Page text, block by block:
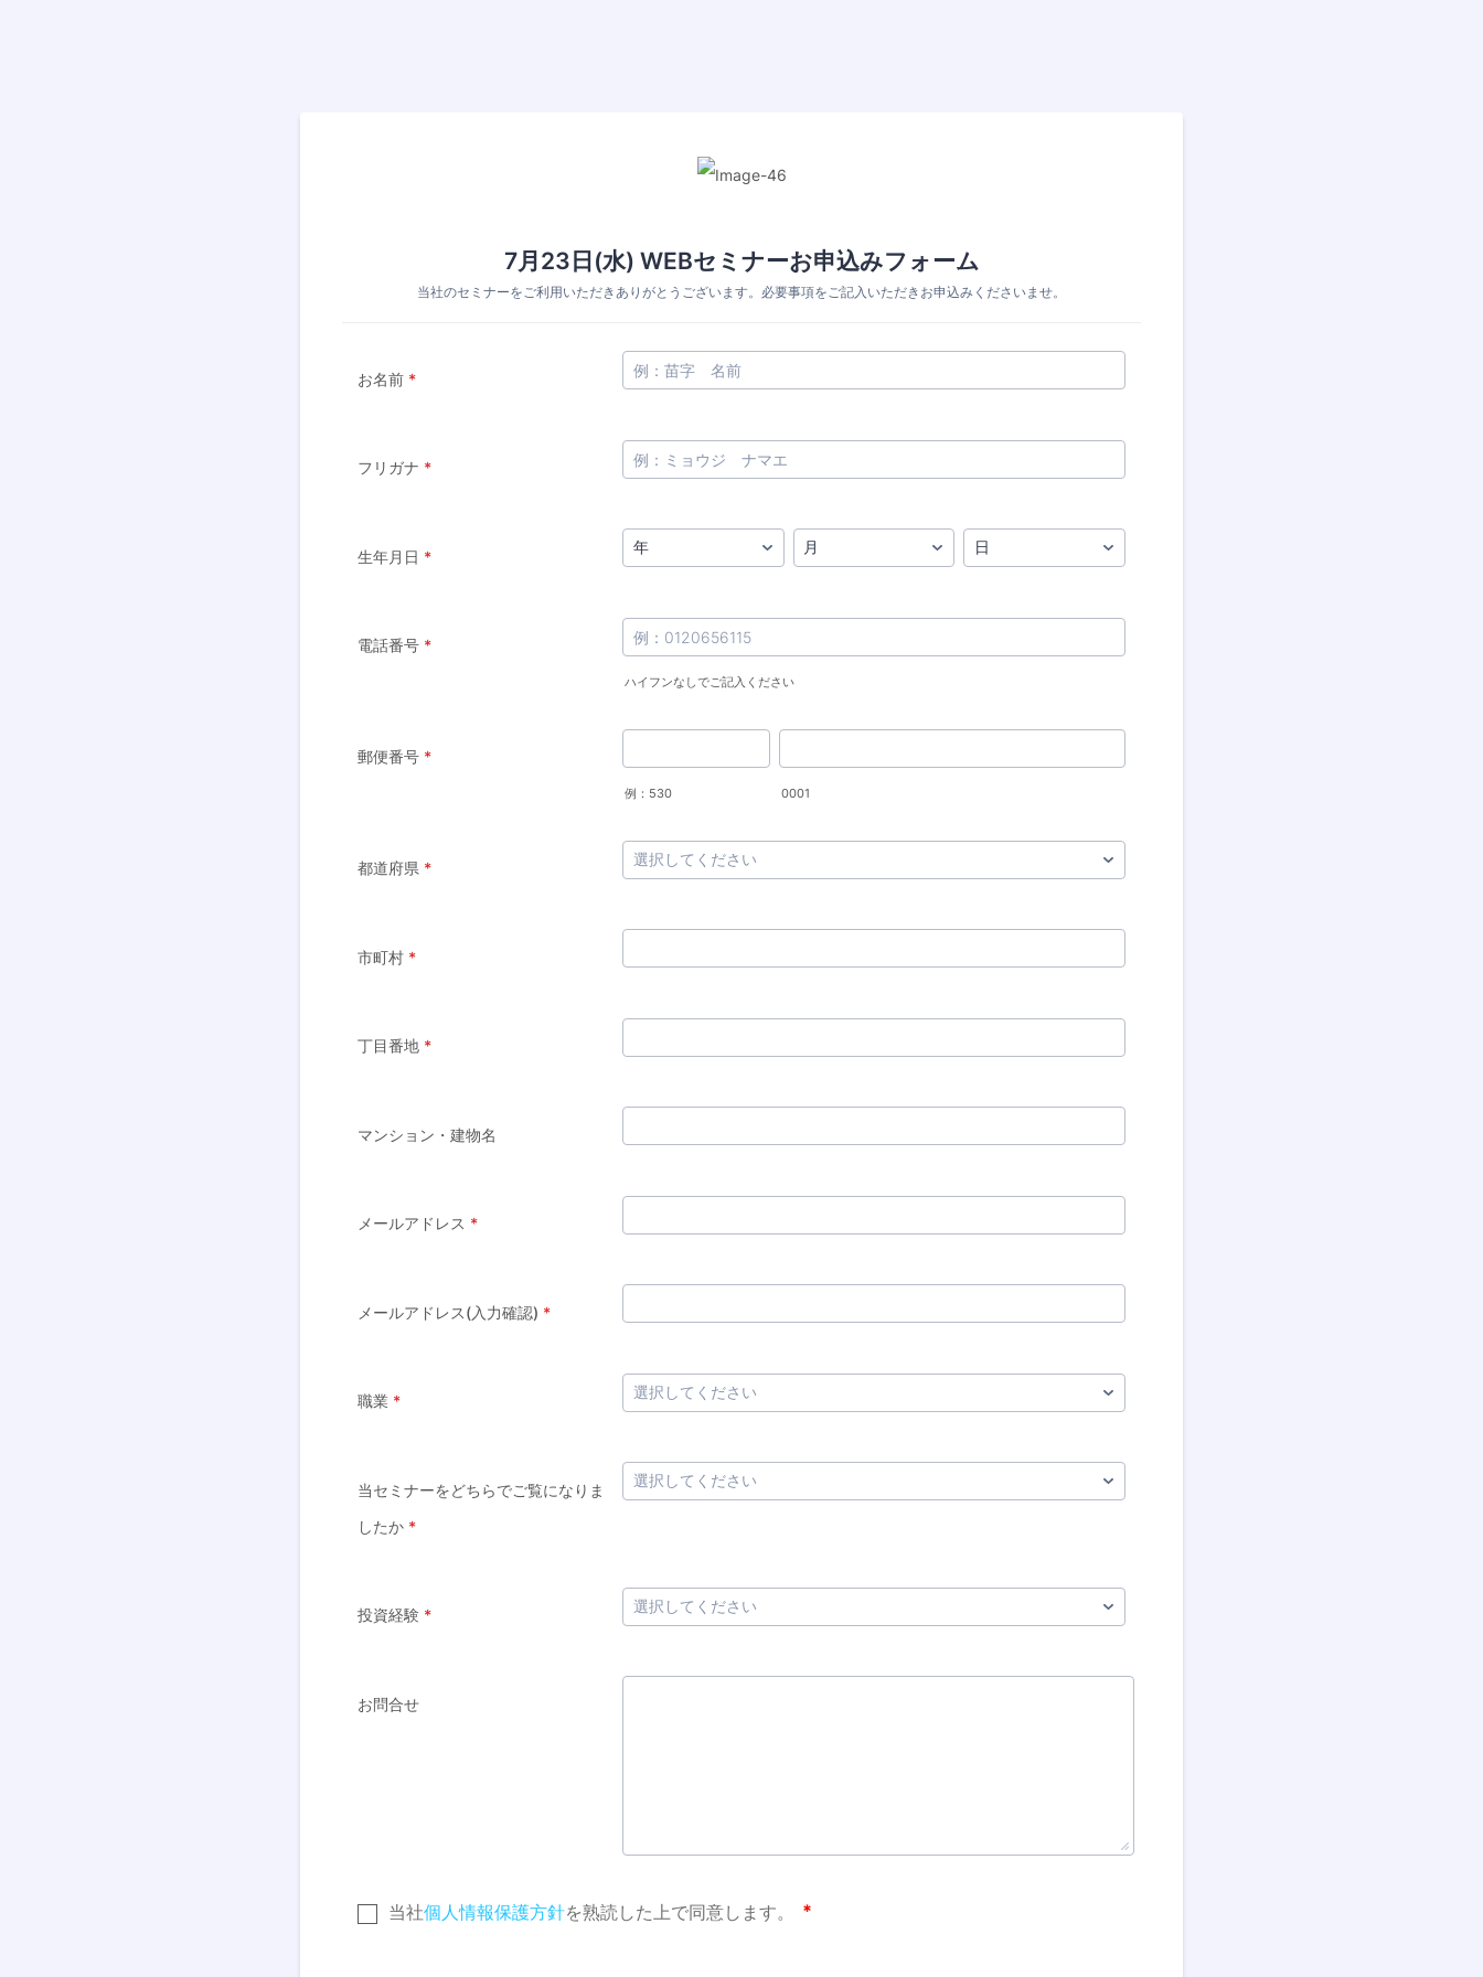
7月23日(水) WEBセミナーお申込みフォーム
当社のセミナーをご利用いただきありがとうございます。必要事項をご記入いただきお申込みくださいませ。
お名前 *
フリガナ *
生年月日 *
電話番号 *
ハイフンなしでご記入ください
郵便番号 *
例：530 0001
都道府県 *
市町村 *
丁目番地 *
マンション・建物名
メールアドレス *
メールアドレス(入力確認) *
職業 *
当セミナーをどちらでご覧になりま
したか *
投資経験 *
お問合せ